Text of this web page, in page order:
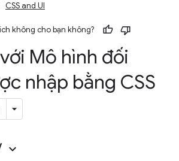
CSS and UI
không cho bạn không?
Mô hình đối
nhập bằng CSS